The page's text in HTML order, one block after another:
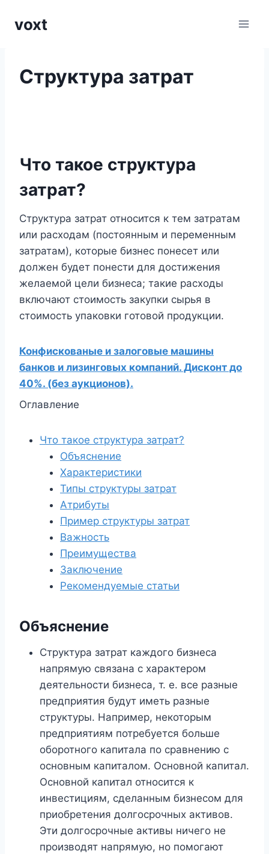
voxt
Структура затрат
Что такое структура
затрат?
Структура затрат относится к тем затратам
или расходам (постоянным и переменным
затратам), которые бизнес понесет или
должен будет понести для достижения
желаемой цели бизнеса; такие расходы
включают стоимость закупки сырья в
стоимость упаковки готовой продукции.
Конфискованые и залоговые машины
банков и лизинговых компаний. Дисконт до
40%. (без аукционов).
Оглавление
Что такое структура затрат?
Объяснение
Характеристики
Типы структуры затрат
Атрибуты
Пример структуры затрат
Важность
Преимущества
Заключение
Рекомендуемые статьи
Объяснение
Структура затрат каждого бизнеса
напрямую связана с характером
деятельности бизнеса, т. е. все разные
предприятия будут иметь разные
структуры. Например, некоторым
предприятиям потребуется больше
оборотного капитала по сравнению с
основным капиталом. Основной капитал.
Основной капитал относится к
инвестициям, сделанным бизнесом для
приобретения долгосрочных активов.
Эти долгосрочные активы ничего не
производят напрямую, но помогают